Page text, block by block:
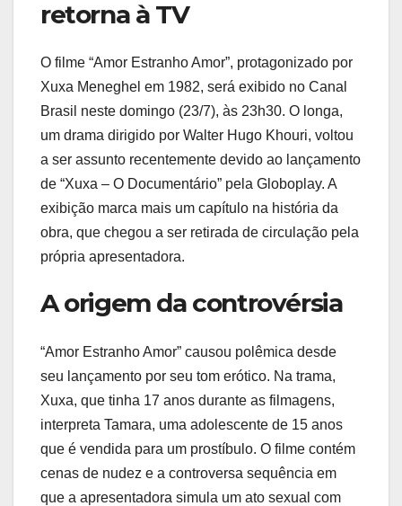
retorna à TV
O filme “Amor Estranho Amor”, protagonizado por
Xuxa Meneghel em 1982, será exibido no Canal
Brasil neste domingo (23/7), às 23h30. O longa,
um drama dirigido por Walter Hugo Khouri, voltou
a ser assunto recentemente devido ao lançamento
de “Xuxa – O Documentário” pela Globoplay. A
exibição marca mais um capítulo na história da
obra, que chegou a ser retirada de circulação pela
própria apresentadora.
A origem da controvérsia
“Amor Estranho Amor” causou polêmica desde
seu lançamento por seu tom erótico. Na trama,
Xuxa, que tinha 17 anos durante as filmagens,
interpreta Tamara, uma adolescente de 15 anos
que é vendida para um prostíbulo. O filme contém
cenas de nudez e a controversa sequência em
que a apresentadora simula um ato sexual com